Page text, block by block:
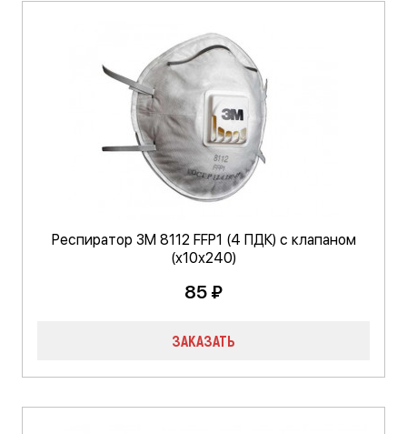
Респиратор 3М 8112 FFP1 (4 ПДК) с клапаном
(х10х240)
85 ₽
ЗАКАЗАТЬ